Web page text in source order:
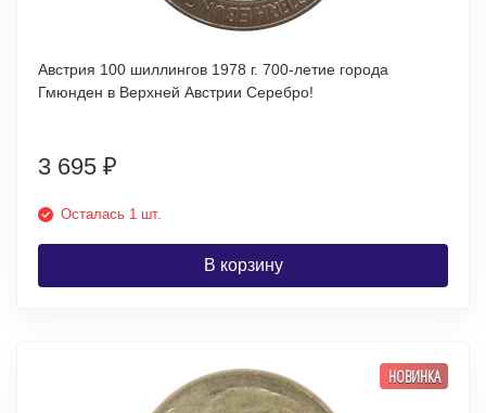
Австрия 100 шиллингов 1978 г. 700-летие города
Гмюнден в Верхней Австрии Серебро!
3 695 ₽
Осталась 1 шт.
В корзину
НОВИНКА